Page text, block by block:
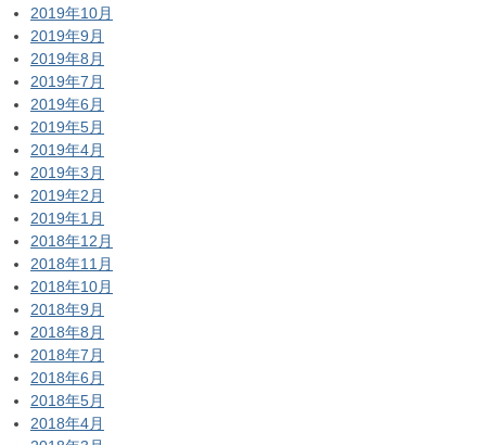
2019年10月
2019年9月
2019年8月
2019年7月
2019年6月
2019年5月
2019年4月
2019年3月
2019年2月
2019年1月
2018年12月
2018年11月
2018年10月
2018年9月
2018年8月
2018年7月
2018年6月
2018年5月
2018年4月